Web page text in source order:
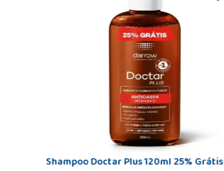
Shampoo Doctar Plus 120ml 25% Grátis